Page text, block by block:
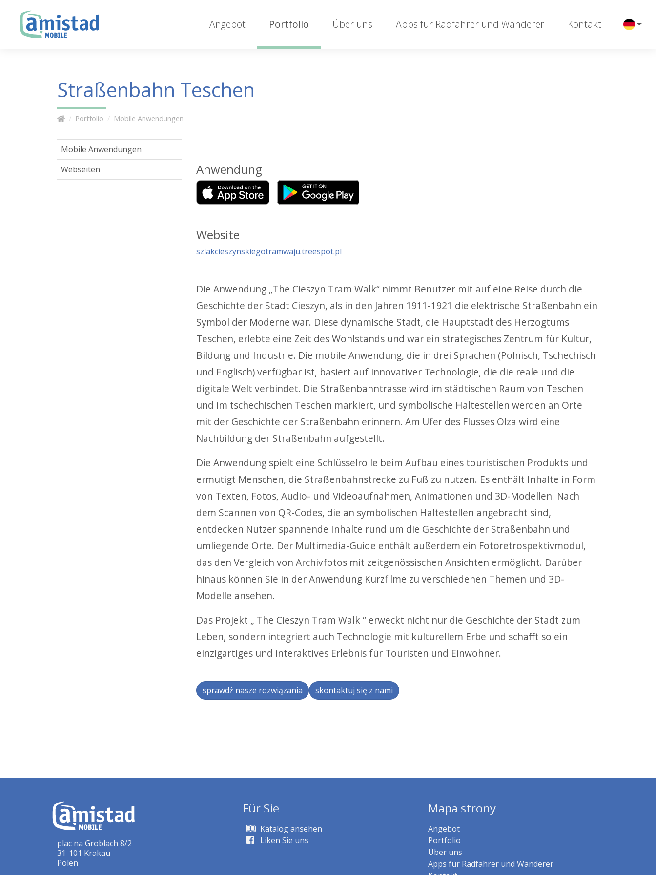
Angebot Portfolio Über uns Apps für Radfahrer und Wanderer Kontakt
Straßenbahn Teschen
Portfolio Mobile Anwendungen
Anwendung
Website
szlakcieszynskiegotramwaju.treespot.pl
Die Anwendung „The Cieszyn Tram Walk“ nimmt Benutzer mit auf eine Reise durch die
Geschichte der Stadt Cieszyn, als in den Jahren 1911-1921 die elektrische Straßenbahn ein
Symbol der Moderne war. Diese dynamische Stadt, die Hauptstadt des Herzogtums
Teschen, erlebte eine Zeit des Wohlstands und war ein strategisches Zentrum für Kultur,
Bildung und Industrie. Die mobile Anwendung, die in drei Sprachen (Polnisch, Tschechisch
und Englisch) verfügbar ist, basiert auf innovativer Technologie, die die reale und die
digitale Welt verbindet. Die Straßenbahntrasse wird im städtischen Raum von Teschen
und im tschechischen Teschen markiert, und symbolische Haltestellen werden an Orte
mit der Geschichte der Straßenbahn erinnern. Am Ufer des Flusses Olza wird eine
Nachbildung der Straßenbahn aufgestellt.
Die Anwendung spielt eine Schlüsselrolle beim Aufbau eines touristischen Produkts und
ermutigt Menschen, die Straßenbahnstrecke zu Fuß zu nutzen. Es enthält Inhalte in Form
von Texten, Fotos, Audio- und Videoaufnahmen, Animationen und 3D-Modellen. Nach
dem Scannen von QR-Codes, die an symbolischen Haltestellen angebracht sind,
entdecken Nutzer spannende Inhalte rund um die Geschichte der Straßenbahn und
umliegende Orte. Der Multimedia-Guide enthält außerdem ein Fotoretrospektivmodul,
das den Vergleich von Archivfotos mit zeitgenössischen Ansichten ermöglicht. Darüber
hinaus können Sie in der Anwendung Kurzfilme zu verschiedenen Themen und 3D-
Modelle ansehen.
Das Projekt „ The Cieszyn Tram Walk “ erweckt nicht nur die Geschichte der Stadt zum
Leben, sondern integriert auch Technologie mit kulturellem Erbe und schafft so ein
einzigartiges und interaktives Erlebnis für Touristen und Einwohner.
sprawdź nasze rozwiązania skontaktuj się z nami
Mobile Anwendungen
Webseiten
plac na Groblach 8/2
31-101 Krakau
Polen
Für Sie
Katalog ansehen
Liken Sie uns
Mapa strony
Angebot
Portfolio
Über uns
Apps für Radfahrer und Wanderer